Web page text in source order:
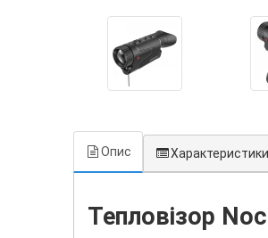
Опис Характеристики
Тепловізор